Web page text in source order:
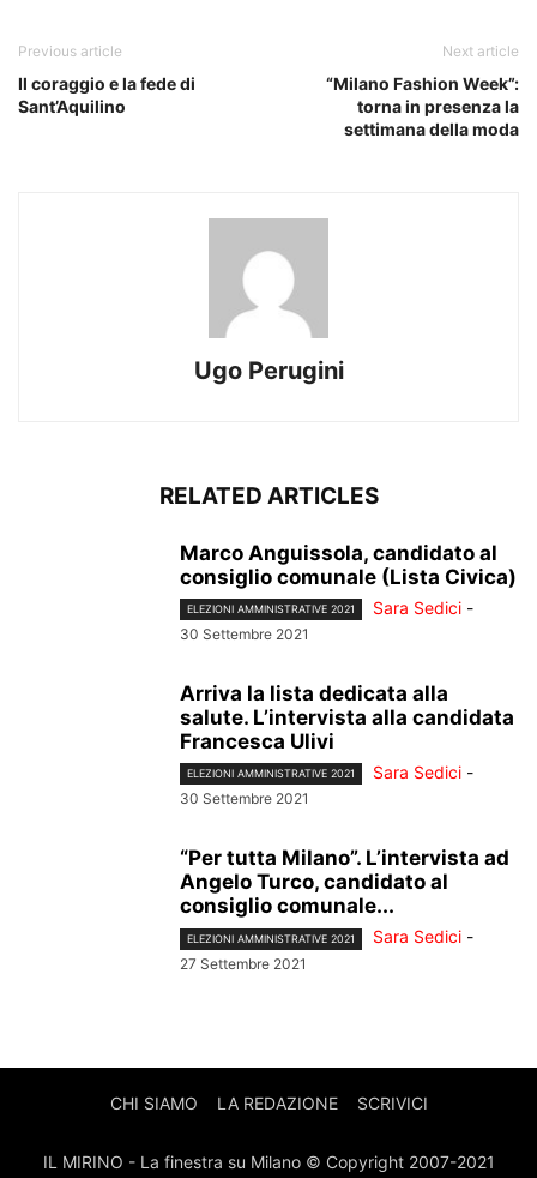
Previous article
Il coraggio e la fede di
Sant’Aquilino
Next article
“Milano Fashion Week”:
torna in presenza la
settimana della moda
Ugo Perugini
RELATED ARTICLES
Marco Anguissola, candidato al
consiglio comunale (Lista Civica)
ELEZIONI AMMINISTRATIVE 2021 Sara Sedici -
30 Settembre 2021
Arriva la lista dedicata alla
salute. L’intervista alla candidata
Francesca Ulivi
ELEZIONI AMMINISTRATIVE 2021 Sara Sedici -
30 Settembre 2021
“Per tutta Milano”. L’intervista ad
Angelo Turco, candidato al
consiglio comunale...
ELEZIONI AMMINISTRATIVE 2021 Sara Sedici -
27 Settembre 2021
CHI SIAMO LA REDAZIONE SCRIVICI
IL MIRINO - La finestra su Milano © Copyright 2007-2021